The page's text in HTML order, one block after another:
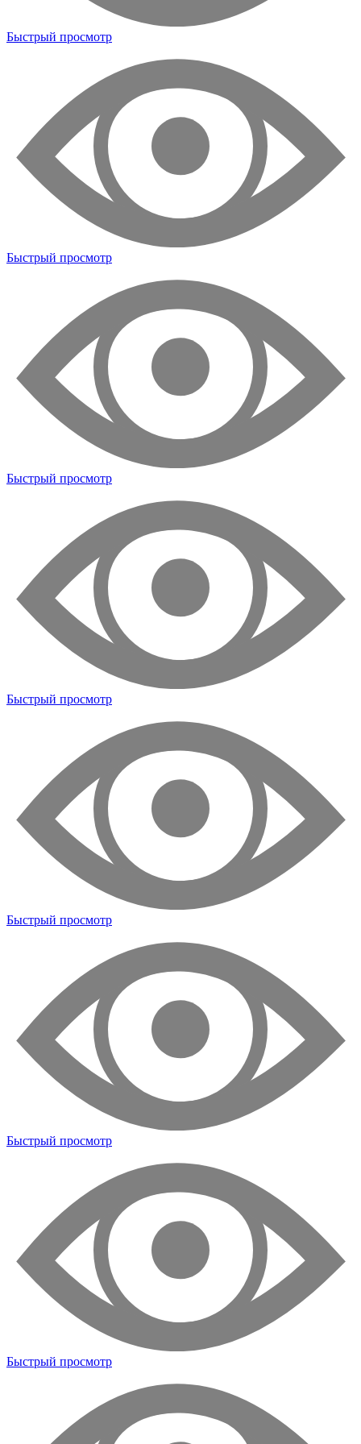
Быстрый просмотр
Быстрый просмотр
Быстрый просмотр
Быстрый просмотр
Быстрый просмотр
Быстрый просмотр
Быстрый просмотр